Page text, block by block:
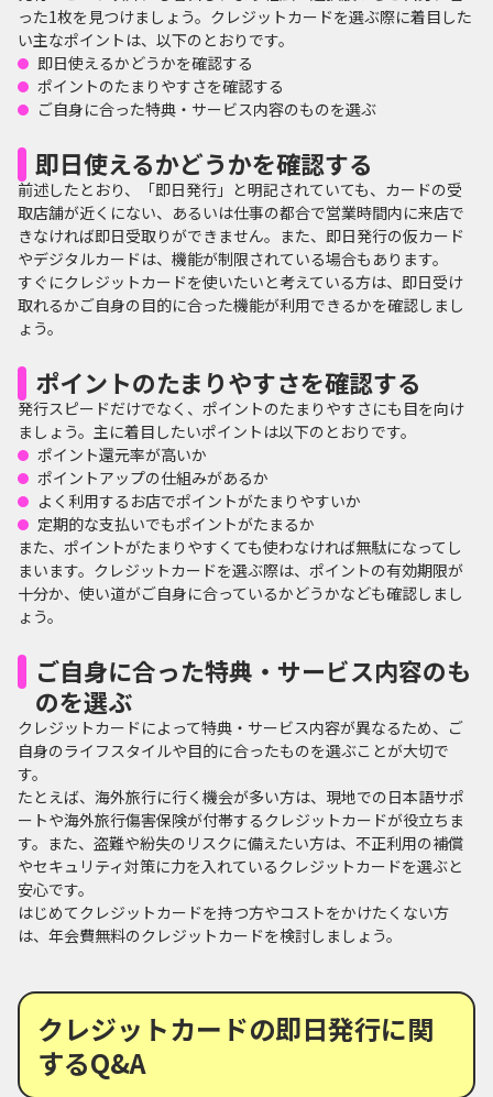
った1枚を見つけましょう。クレジットカードを選ぶ際に着目した
い主なポイントは、以下のとおりです。
即日使えるかどうかを確認する
ポイントのたまりやすさを確認する
ご自身に合った特典・サービス内容のものを選ぶ
即日使えるかどうかを確認する
前述したとおり、「即日発行」と明記されていても、カードの受
取店舗が近くにない、あるいは仕事の都合で営業時間内に来店で
きなければ即日受取りができません。また、即日発行の仮カード
やデジタルカードは、機能が制限されている場合もあります。
すぐにクレジットカードを使いたいと考えている方は、即日受け
取れるかご自身の目的に合った機能が利用できるかを確認しまし
ょう。
ポイントのたまりやすさを確認する
発行スピードだけでなく、ポイントのたまりやすさにも目を向け
ましょう。主に着目したいポイントは以下のとおりです。
ポイント還元率が高いか
ポイントアップの仕組みがあるか
よく利用するお店でポイントがたまりやすいか
定期的な支払いでもポイントがたまるか
また、ポイントがたまりやすくても使わなければ無駄になってし
まいます。クレジットカードを選ぶ際は、ポイントの有効期限が
十分か、使い道がご自身に合っているかどうかなども確認しまし
ょう。
ご自身に合った特典・サービス内容のも
のを選ぶ
クレジットカードによって特典・サービス内容が異なるため、ご
自身のライフスタイルや目的に合ったものを選ぶことが大切で
す。
たとえば、海外旅行に行く機会が多い方は、現地での日本語サポ
ートや海外旅行傷害保険が付帯するクレジットカードが役立ちま
す。また、盗難や紛失のリスクに備えたい方は、不正利用の補償
やセキュリティ対策に力を入れているクレジットカードを選ぶと
安心です。
はじめてクレジットカードを持つ方やコストをかけたくない方
は、年会費無料のクレジットカードを検討しましょう。
クレジットカードの即日発行に関
するQ&A